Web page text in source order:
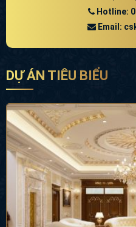
Hotline:
Email:
DỰ ÁN TIÊU BIỂU